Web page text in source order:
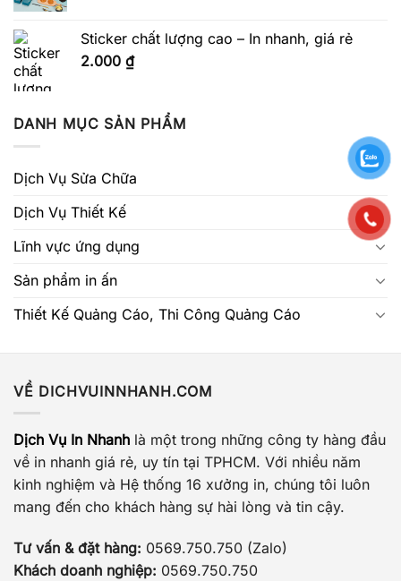
Sticker chất lượng cao – In nhanh, giá rẻ
2.000 ₫
DANH MỤC SẢN PHẨM
Dịch Vụ Sửa Chữa
Dịch Vụ Thiết Kế
Lĩnh vực ứng dụng
Sản phẩm in ấn
Thiết Kế Quảng Cáo, Thi Công Quảng Cáo
VỀ DICHVUINNHANH.COM
Dịch Vụ In Nhanh là một trong những công ty hàng đầu
về in nhanh giá rẻ, uy tín tại TPHCM. Với nhiều năm
kinh nghiệm và Hệ thống 16 xưởng in, chúng tôi luôn
mang đến cho khách hàng sự hài lòng và tin cậy.
Tư vấn & đặt hàng: 0569.750.750 (Zalo)
Khách doanh nghiệp: 0569.750.750